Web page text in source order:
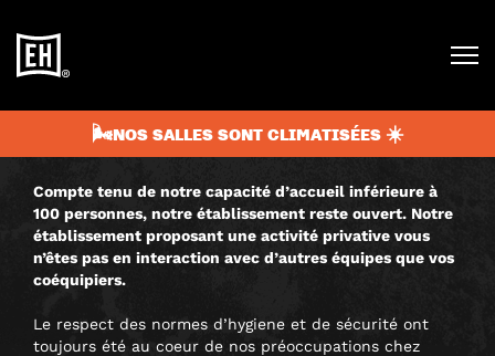
🌬️NOS SALLES SONT CLIMATISÉES ☀️
COVID19
Parce que le Covid19 n’est malheureusement pas le code
mesures du moment peuvent générer une appréhension
chez certains d’entre vous.
Compte tenu de notre capacité d’accueil inférieure à
100 personnes, notre établissement reste ouvert. Notre
établissement proposant une activité privative vous
n’êtes pas en interaction avec d’autres équipes que vos
coéquipiers.
Le respect des normes d’hygiene et de sécurité ont
toujours été au coeur de nos préoccupations chez